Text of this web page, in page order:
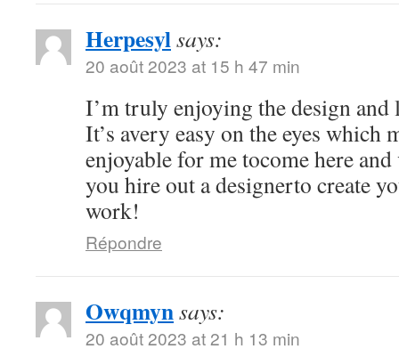
Herpesylsays:
20 août 2023 at 15 h 47 min
I’m truly enjoying the design
It’s avery easy on the eyes which
enjoyable for me tocome here
you hire out a designerto create
work!
Répondre
Owqmynsays:
20 août 2023 at 21 h 13 min